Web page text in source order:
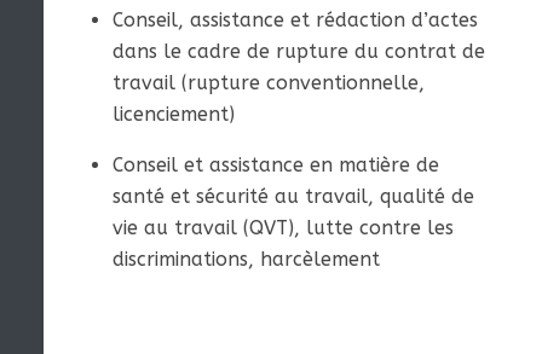
Conseil, assistance et rédaction d’actes
dans le cadre de rupture du contrat de
travail (rupture conventionnelle,
licenciement)
Conseil et assistance en matière de
santé et sécurité au travail, qualité de
vie au travail (QVT), lutte contre les
discriminations, harcèlement